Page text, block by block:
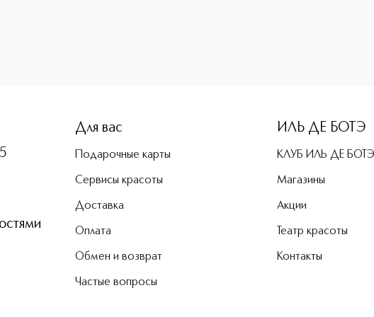
Для вас
Подарочные карты
Сервисы красоты
Доставка
Оплата
Обмен и возврат
Частые вопросы
ИЛЬ ДЕ БОТЭ
КЛУБ ИЛЬ ДЕ БОТЭ
Магазины
Акции
Театр красоты
Контакты